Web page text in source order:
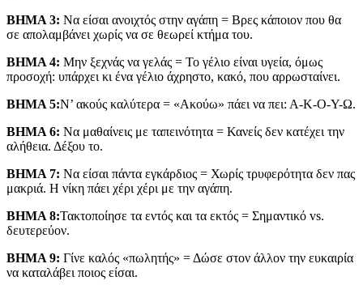
ΒΗΜΑ 3: Να είσαι ανοιχτός στην αγάπη = Βρες κάποιον που θα
σε απολαμβάνει χωρίς να σε θεωρεί κτήμα του.
ΒΗΜΑ 4: Μην ξεχνάς να γελάς = Το γέλιο είναι υγεία, όμως
προσοχή: υπάρχει κι ένα γέλιο άχρηστο, κακό, που αρρωσταίνει.
ΒΗΜΑ 5:Ν’ ακούς καλύτερα = «Ακούω» πάει να πει: Α-Κ-Ο-Υ-Ω.
ΒΗΜΑ 6: Να μαθαίνεις με ταπεινότητα = Κανείς δεν κατέχει την
αλήθεια. Δέξου το.
ΒΗΜΑ 7: Να είσαι πάντα εγκάρδιος = Χωρίς τρυφερότητα δεν πας
μακριά. Η νίκη πάει χέρι χέρι με την αγάπη.
ΒΗΜΑ 8:Τακτοποίησε τα εντός και τα εκτός = Σημαντικό vs.
δευτερεύον.
ΒΗΜΑ 9: Γίνε καλός «πωλητής» = Δώσε στον άλλον την ευκαιρία
να καταλάβει ποιος είσαι.